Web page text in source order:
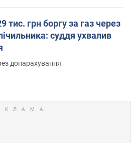
тис. грн боргу за газ через
суддя ухвалив
донарахування